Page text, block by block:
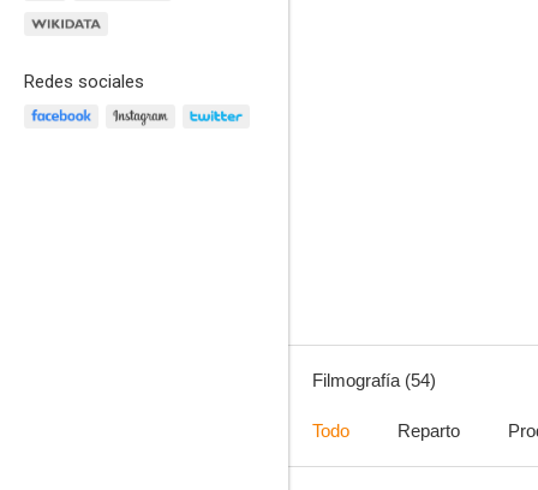
Redes sociales
Filmografía (54)
Todo Reparto